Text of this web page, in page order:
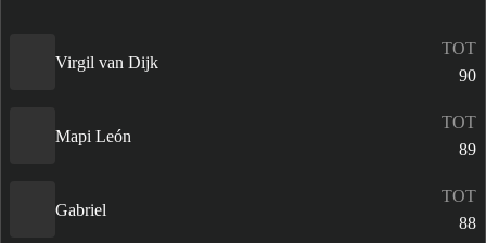
Virgil van Dijk
TOT
90
Mapi León
TOT
89
Gabriel
TOT
88